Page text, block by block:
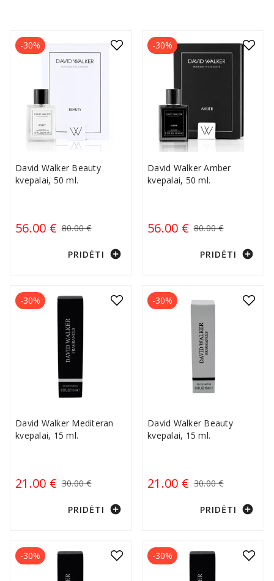
jaustis ypatingai kiekvieną dieną.
David Walker Beauty
kvepalai, 50 ml.
56.00 € 80.00 €
-30%
PRIDĖTI add_circle
David Walker Amber
kvepalai, 50 ml.
56.00 € 80.00 €
-30%
PRIDĖTI add_circle
David Walker Mediteran
kvepalai, 15 ml.
21.00 € 30.00 €
-30%
PRIDĖTI add_circle
David Walker Beauty
kvepalai, 15 ml.
21.00 € 30.00 €
-30%
PRIDĖTI add_circle
-30% -30%